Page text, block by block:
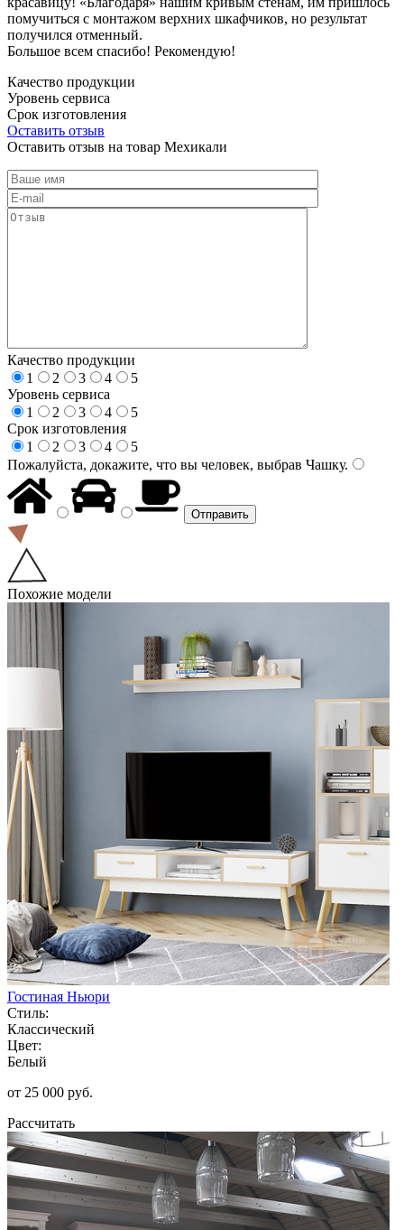
помучиться с монтажом верхних шкафчиков, но результат
получился отменный.
Большое всем спасибо! Рекомендую!
Качество продукции
Уровень сервиса
Срок изготовления
Оставить отзыв
Оставить отзыв на товар Мехикали
Качество продукции
1
2 3 4
5
Уровень сервиса
1
2 3 4
5
Срок изготовления
1
2 3 4
5
Пожалуйста, докажите, что вы человек, выбрав Чашку.
Похожие модели
Гостиная Ньюри
Стиль:
Классический
Цвет:
Белый
от 25 000 руб.
Рассчитать